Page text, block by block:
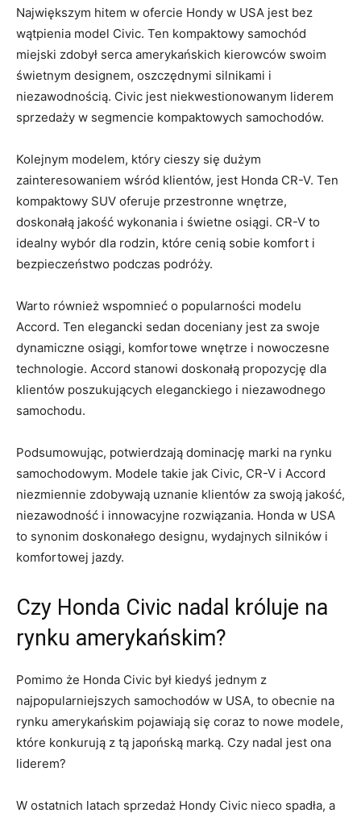
Największym hitem w ofercie​ Hondy w USA jest bez
wątpienia model Civic. Ten kompaktowy samochód
miejski zdobył‌ serca amerykańskich kierowców swoim
‍świetnym designem, oszczędnymi silnikami i
niezawodnością. Civic jest niekwestionowanym liderem
sprzedaży w segmencie kompaktowych samochodów.
Kolejnym modelem, który cieszy się dużym
zainteresowaniem wśród klientów, jest Honda CR-V. Ten
kompaktowy SUV oferuje przestronne wnętrze,
doskonałą jakość wykonania i świetne osiągi. CR-V to
idealny wybór dla rodzin, które cenią sobie komfort i
bezpieczeństwo podczas podróży.
Warto również wspomnieć o popularności modelu
Accord. Ten elegancki sedan doceniany jest za swoje
dynamiczne osiągi, komfortowe wnętrze i​ nowoczesne
technologie.‍ Accord stanowi doskonałą propozycję dla
klientów poszukujących eleganckiego i niezawodnego
samochodu.
Podsumowując, potwierdzają dominację marki na rynku
samochodowym. Modele ⁣takie jak Civic, CR-V i Accord
niezmiennie zdobywają uznanie klientów za swoją jakość,
⁢niezawodność⁢ i⁢ innowacyjne rozwiązania. Honda w USA
to synonim doskonałego designu, wydajnych silników i
komfortowej jazdy.
Czy Honda Civic nadal króluje na
rynku amerykańskim?
Pomimo że Honda Civic był kiedyś⁤ jednym z
najpopularniejszych samochodów w USA, to obecnie na
rynku amerykańskim pojawiają się coraz to nowe modele,
które ⁤konkurują z tą japońską marką. Czy⁤ nadal jest ‍ona
liderem?
W ostatnich latach sprzedaż Hondy Civic‌ nieco spadła, a⁢